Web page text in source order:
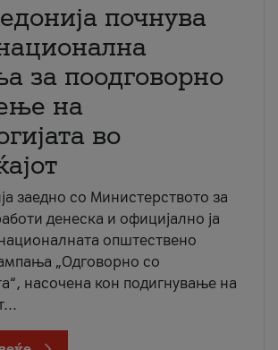
почнува
за поодговорно
на
во
заедно со Министерството за
денеска и официјално ја
општествено
„Одговорно со
насочена кон подигнување на